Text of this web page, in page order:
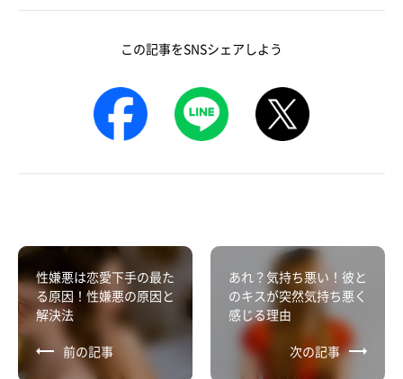
この記事をSNSシェアしよう
性嫌悪は恋愛下手の最た
る原因！性嫌悪の原因と
解決法
前の記事
あれ？気持ち悪い！彼と
のキスが突然気持ち悪く
感じる理由
次の記事